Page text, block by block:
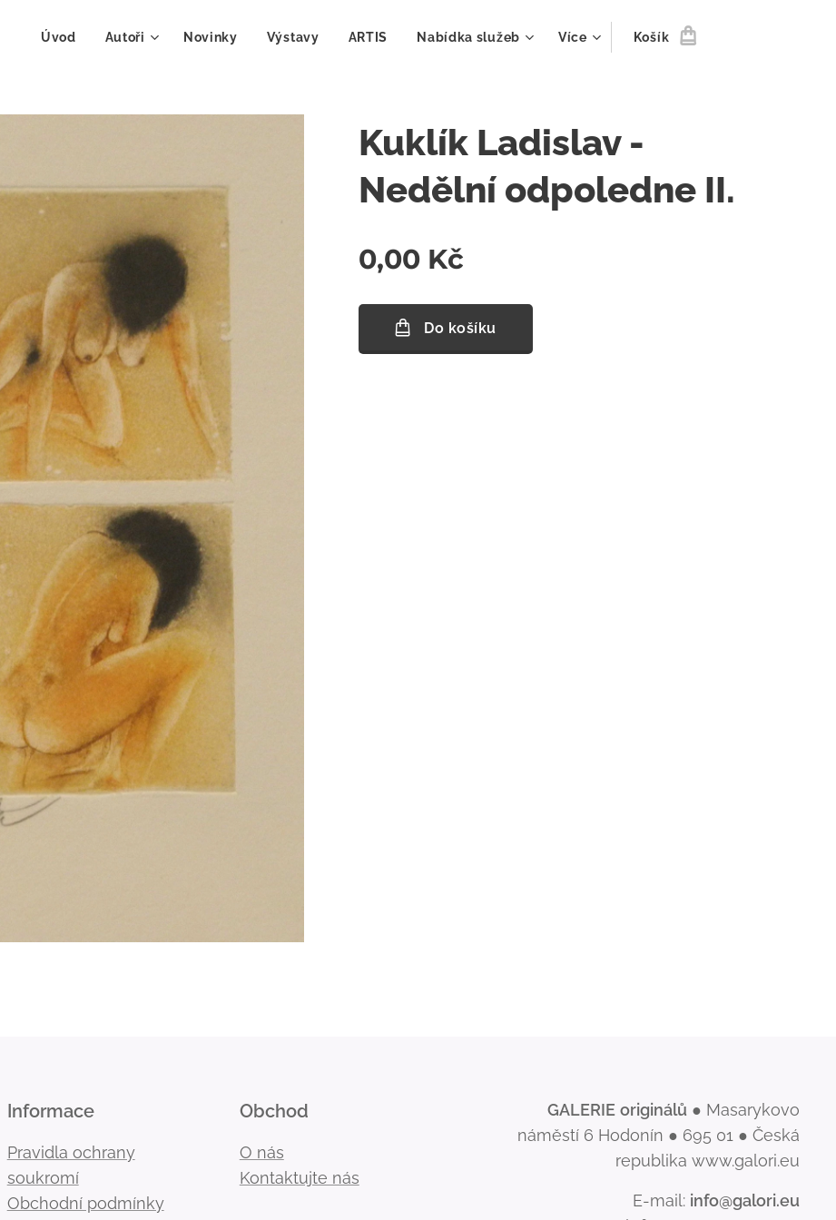
Úvod Autoři Novinky Výstavy ARTIS Nabídka služeb Více Košík
Kuklík Ladislav -
Nedělní odpoledne II.
0,00 Kč
Do košíku
Informace
Pravidla ochrany
soukromí
Obchodní podmínky
Obchod
O nás
Kontaktujte nás
GALERIE originálů● Masarykovo
náměstí 6 Hodonín ● 695 01 ● Česká
republika www.galori.eu
E-mail: info@galori.eu